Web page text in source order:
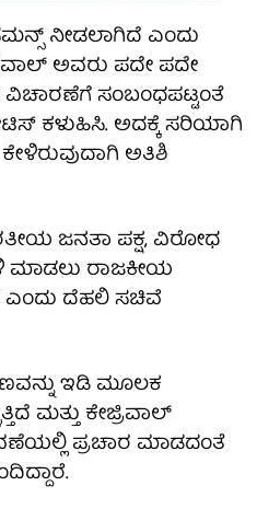
ನೀಡಲಾಗಿದೆ ಎಂದು
ಅವರು ಪದೇ ಪದೇ
ವಿಚಾರಣೆಗೆ ಸಂಬಂಧಪಟ್ಟಂತೆ
ಕಳುಹಿಸಿ. ಅದಕ್ಕೆ ಸರಿಯಾಗಿ
ಅತಿಶಿ
ಜನತಾ ಪಕ್ಷ, ವಿರೋಧ
ಮಾಡಲು ರಾಜಕೀಯ
ಎಂದು ದೆಹಲಿ ಸಚಿವೆ
ಇಡಿ ಮೂಲಕ
ಮತ್ತು ಕೇಜ್ರಿವಾಲ್
ಪ್ರಚಾರ ಮಾಡದಂತೆ